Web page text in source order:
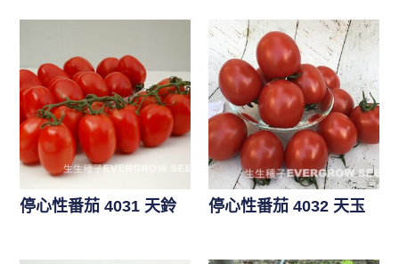
停心性番茄 4031 天鈴 停心性番茄 4032 天玉